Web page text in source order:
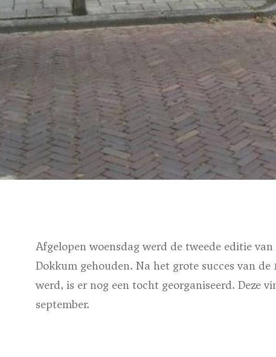
Afgelopen woensdag werd de tweede editie
Dokkum gehouden. Na het grote succes van
werd, is er nog een tocht georganiseerd. Deze
september.